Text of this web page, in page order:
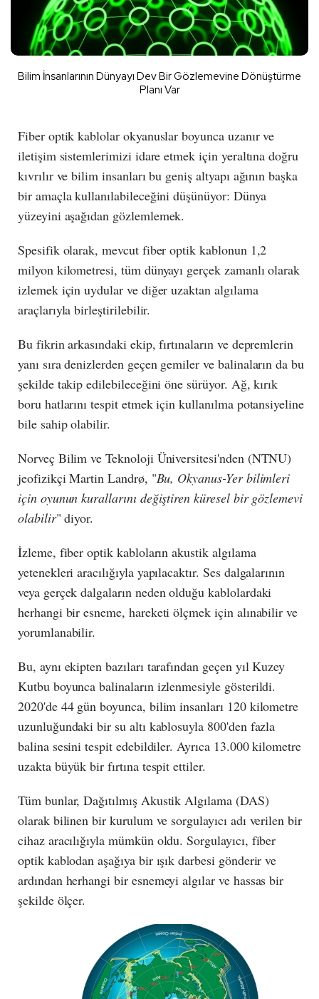
Bilim İnsanlarının Dünyayı Dev Bir Gözlemevine Dönüştürme
Planı Var
Fiber optik kablolar okyanuslar boyunca uzanır ve
iletişim sistemlerimizi idare etmek için yeraltına doğru
kıvrılır ve bilim insanları bu geniş altyapı ağının başka
bir amaçla kullanılabileceğini düşünüyor: Dünya
yüzeyini aşağıdan gözlemlemek.
Spesifik olarak, mevcut fiber optik kablonun 1,2
milyon kilometresi, tüm dünyayı gerçek zamanlı olarak
izlemek için uydular ve diğer uzaktan algılama
araçlarıyla birleştirilebilir.
Bu fikrin arkasındaki ekip, fırtınaların ve depremlerin
yanı sıra denizlerden geçen gemiler ve balinaların da bu
şekilde takip edilebileceğini öne sürüyor. Ağ, kırık
boru hatlarını tespit etmek için kullanılma potansiyeline
bile sahip olabilir.
Norveç Bilim ve Teknoloji Üniversitesi'nden (NTNU)
jeofizikçi Martin Landrø, "Bu, Okyanus-Yer bilimleri
için oyunun kurallarını değiştiren küresel bir gözlemevi
olabilir" diyor.
İzleme, fiber optik kabloların akustik algılama
yetenekleri aracılığıyla yapılacaktır. Ses dalgalarının
veya gerçek dalgaların neden olduğu kablolardaki
herhangi bir esneme, hareketi ölçmek için alınabilir ve
yorumlanabilir.
Bu, aynı ekipten bazıları tarafından geçen yıl Kuzey
Kutbu boyunca balinaların izlenmesiyle gösterildi.
2020'de 44 gün boyunca, bilim insanları 120 kilometre
uzunluğundaki bir su altı kablosuyla 800'den fazla
balina sesini tespit edebildiler. Ayrıca 13.000 kilometre
uzakta büyük bir fırtına tespit ettiler.
Tüm bunlar, Dağıtılmış Akustik Algılama (DAS)
olarak bilinen bir kurulum ve sorgulayıcı adı verilen bir
cihaz aracılığıyla mümkün oldu. Sorgulayıcı, fiber
optik kablodan aşağıya bir ışık darbesi gönderir ve
ardından herhangi bir esnemeyi algılar ve hassas bir
şekilde ölçer.